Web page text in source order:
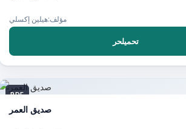
مؤلف:هيلين إكسلي
تحميلحر
PDF
صديق العمر